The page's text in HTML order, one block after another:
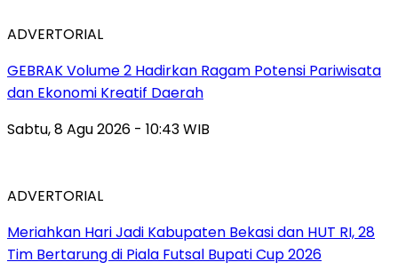
ADVERTORIAL
GEBRAK Volume 2 Hadirkan Ragam Potensi Pariwisata
dan Ekonomi Kreatif Daerah
Sabtu, 8 Agu 2026 - 10:43 WIB
ADVERTORIAL
Meriahkan Hari Jadi Kabupaten Bekasi dan HUT RI, 28
Tim Bertarung di Piala Futsal Bupati Cup 2026